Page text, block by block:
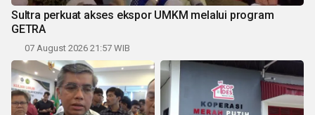
Sultra perkuat akses ekspor UMKM melalui program
GETRA
07 August 2026 21:57 WIB